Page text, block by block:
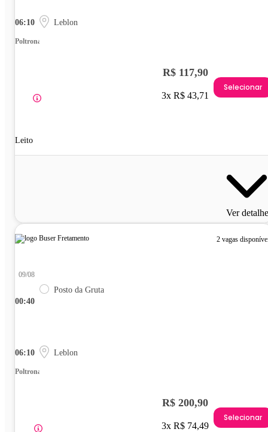
06:10 Leblon
Poltrona
Leito
R$ 117,90
3x R$ 43,71
Selecionar
Ver
2 vagas
00:40
09/08
Posto da Gruta
06:10 Leblon
Poltrona
R$ 200,90
3x R$ 74,49
Selecionar